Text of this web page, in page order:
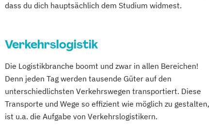
dass du dich hauptsächlich dem Studium widmest.
Verkehrslogistik
Die Logistikbranche boomt und zwar in allen Bereichen!
Denn jeden Tag werden tausende Güter auf den
unterschiedlichsten Verkehrswegen transportiert. Diese
Transporte und Wege so effizient wie möglich zu gestalten,
ist u.a. die Aufgabe von Verkehrslogistikern.